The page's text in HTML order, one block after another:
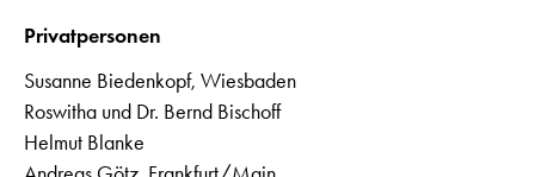
Privatpersonen
Susanne Biedenkopf, Wiesbaden
Roswitha und Dr. Bernd Bischoff
Helmut Blanke